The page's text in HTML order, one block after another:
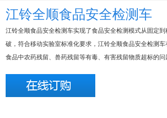
江铃全顺食品安全检测车
江铃全顺食品安全检测车实现了食品安全检测模式从固定到
破，符合移动实验室标准化要求，江铃全顺食品安全检测车
食品中农药残留、兽药残留等有毒、有害残留物质超标的问